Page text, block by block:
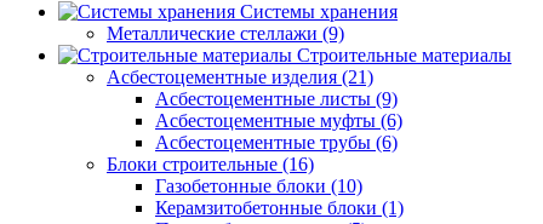
Системы хранения
Металлические стеллажи (9)
Строительные материалы
Асбестоцементные изделия (21)
Асбестоцементные листы (9)
Асбестоцементные муфты (6)
Асбестоцементные трубы (6)
Блоки строительные (16)
Газобетонные блоки (10)
Керамзитобетонные блоки (1)